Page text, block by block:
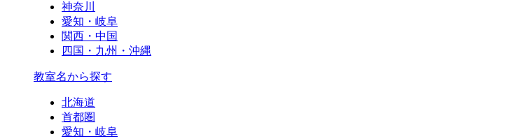
神奈川
愛知・岐阜
関西・中国
四国・九州・沖縄
教室名から探す
北海道
首都圏
愛知・岐阜